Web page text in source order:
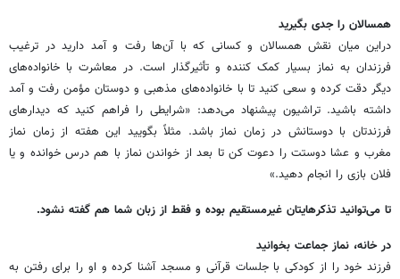
همسالان را جدی بگیرید
دراین میان نقش همسالان و کسانی که با آن‌ها رفت و آمد دارید در ترغیب
فرزندان به نماز بسیار کمک کننده و تأثیرگذار است. در معاشرت با خانواده‌های
دیگر دقت کرده و سعی کنید تا با خانواده‌های مذهبی و دوستان مؤمن رفت و آمد
داشته باشید. تراشیون پیشنهاد می‌دهد: «شرایطی را فراهم کنید که دیدارهای
فرزندتان با دوستانش در زمان نماز باشد. مثلاً بگویید این هفته از زمان نماز
مغرب و عشا دوستت را دعوت کن تا بعد از خواندن نماز با هم درس خوانده و یا
فلان بازی را انجام دهید.»
تا می‌توانید تذکرهایتان غیرمستقیم بوده و فقط از زبان شما هم گفته نشود.
در خانه، نماز جماعت بخوانید
فرزند خود را از کودکی با جلسات قرآنی و مسجد آشنا کرده و او را برای رفتن به